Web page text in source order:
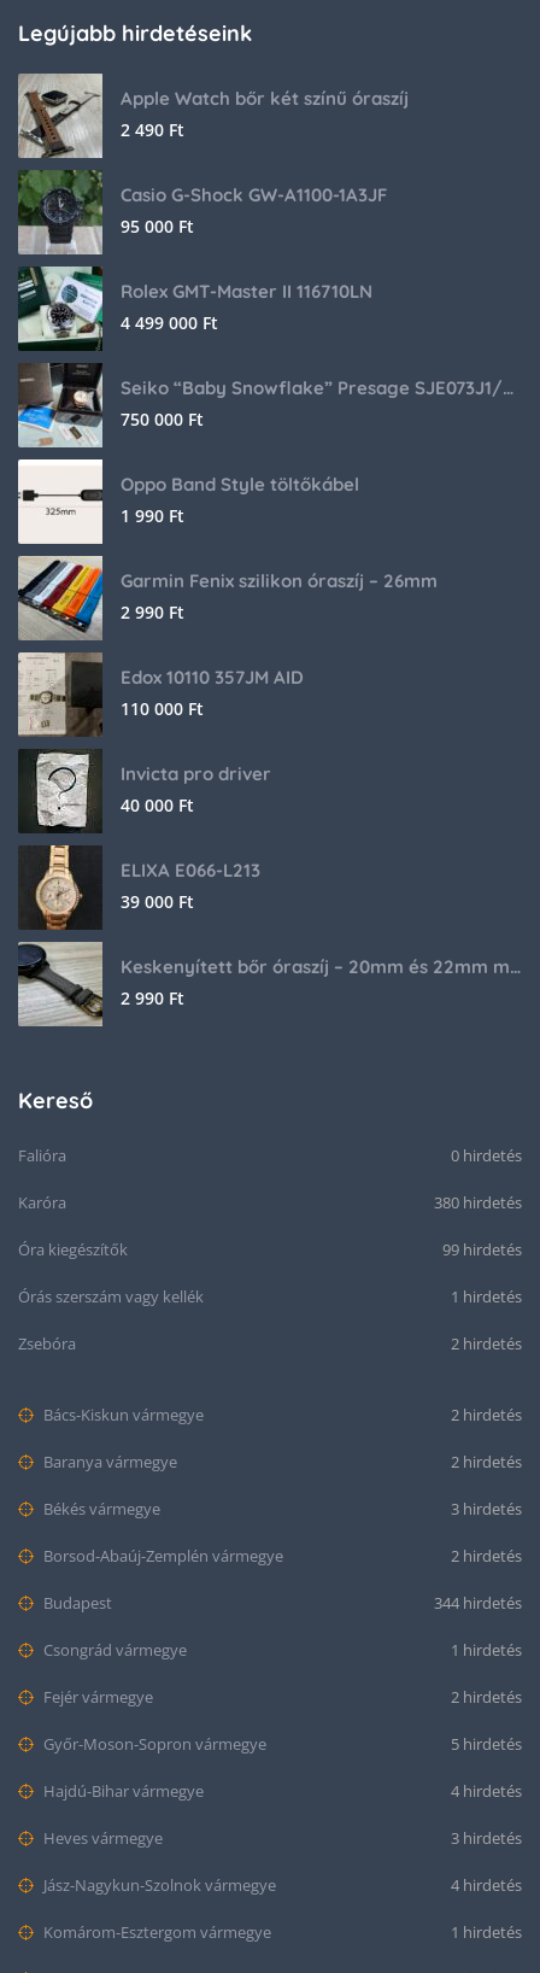
Legújabb hirdetéseink
Apple Watch bőr két színű óraszíj
2 490 Ft
Casio G-Shock GW-A1100-1A3JF
95 000 Ft
Rolex GMT-Master II 116710LN
4 499 000 Ft
Seiko “Baby Snowflake” Presage SJE073J1/SARA015 Limited Edition
750 000 Ft
Oppo Band Style töltőkábel
1 990 Ft
Garmin Fenix szilikon óraszíj – 26mm
2 990 Ft
Edox 10110 357JM AID
110 000 Ft
Invicta pro driver
40 000 Ft
ELIXA E066-L213
39 000 Ft
Keskenyített bőr óraszíj – 20mm és 22mm méretben
2 990 Ft
Kereső
Falióra 0 hirdetés
Karóra 380 hirdetés
Óra kiegészítők 99 hirdetés
Órás szerszám vagy kellék 1 hirdetés
Zsebóra 2 hirdetés
Bács-Kiskun vármegye 2 hirdetés
Baranya vármegye 2 hirdetés
Békés vármegye 3 hirdetés
Borsod-Abaúj-Zemplén vármegye 2 hirdetés
Budapest 344 hirdetés
Csongrád vármegye 1 hirdetés
Fejér vármegye 2 hirdetés
Győr-Moson-Sopron vármegye 5 hirdetés
Hajdú-Bihar vármegye 4 hirdetés
Heves vármegye 3 hirdetés
Jász-Nagykun-Szolnok vármegye 4 hirdetés
Komárom-Esztergom vármegye 1 hirdetés